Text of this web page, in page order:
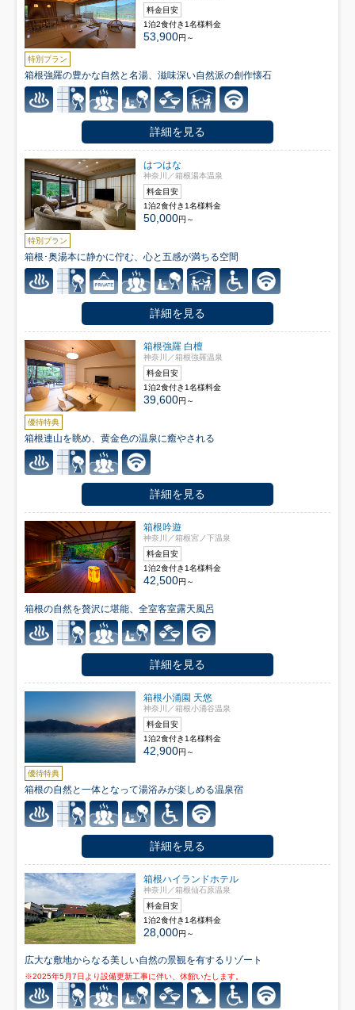
特別プラン
料金目安
1泊2食付き1名様料金
53,900円～
箱根強羅の豊かな自然と名湯、滋味深い自然派の創作懐石
詳細を見る
特別プラン
はつはな
神奈川／箱根湯本温泉
料金目安
1泊2食付き1名様料金
50,000円～
箱根･奥湯本に静かに佇む、心と五感が満ちる空間
詳細を見る
優待特典
箱根強羅 白檀
神奈川／箱根強羅温泉
料金目安
1泊2食付き1名様料金
39,600円～
箱根連山を眺め、黄金色の温泉に癒やされる
詳細を見る
箱根吟遊
神奈川／箱根宮ノ下温泉
料金目安
1泊2食付き1名様料金
42,500円～
箱根の自然を贅沢に堪能、全室客室露天風呂
詳細を見る
優待特典
箱根小涌園 天悠
神奈川／箱根小涌谷温泉
料金目安
1泊2食付き1名様料金
42,900円～
箱根の自然と一体となって湯浴みが楽しめる温泉宿
詳細を見る
箱根ハイランドホテル
神奈川／箱根仙石原温泉
料金目安
1泊2食付き1名様料金
28,000円～
広大な敷地からなる美しい自然の景観を有するリゾート
※2025年5月7日より設備更新工事に伴い、休館いたします。